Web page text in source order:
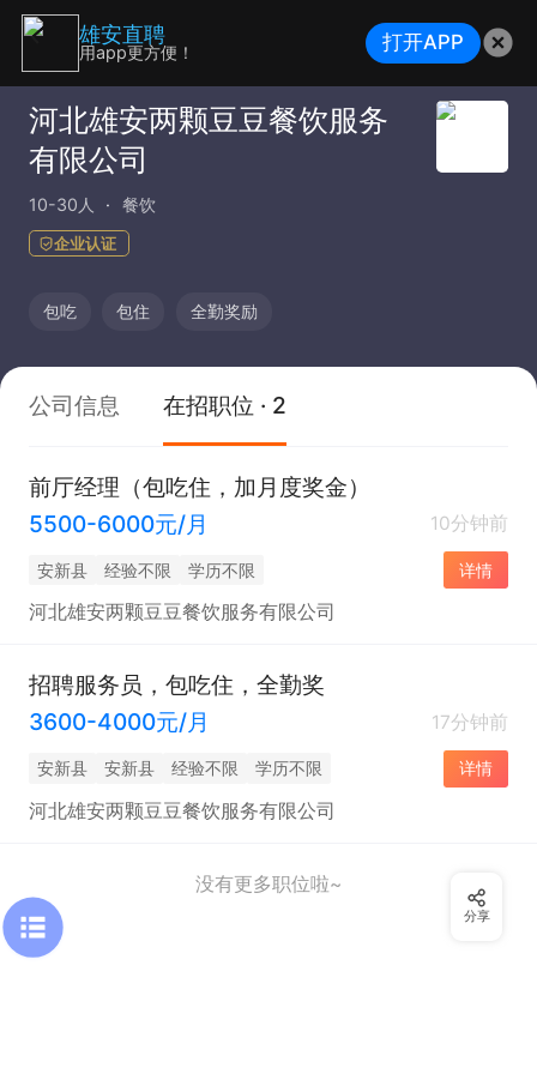
河北雄安两颗豆豆餐饮服务
有限公司
10-30人 餐饮
企业认证
包吃 包住 全勤奖励
公司信息 在招职位 · 2
前厅经理（包吃住，加月度奖金）
5500-6000元/月
10分钟前
安新县 经验不限 学历不限 详情
河北雄安两颗豆豆餐饮服务有限公司
招聘服务员，包吃住，全勤奖
3600-4000元/月
17分钟前
安新县 安新县 经验不限 学历不限 详情
河北雄安两颗豆豆餐饮服务有限公司
没有更多职位啦~
分享
雄安直聘
用app更方便！ 打开APP